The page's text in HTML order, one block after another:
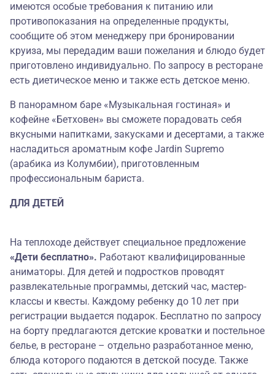
имеются особые требования к питанию или
противопоказания на определенные продукты,
сообщите об этом менеджеру при бронировании
круиза, мы передадим ваши пожелания и блюдо будет
приготовлено индивидуально. По запросу в ресторане
есть диетическое меню и также есть детское меню.
В панорамном баре «Музыкальная гостиная» и
кофейне «Бетховен» вы сможете порадовать себя
вкусными напитками, закусками и десертами, а также
насладиться ароматным кофе Jardin Supremo
(арабика из Колумбии), приготовленным
профессиональным бариста.
ДЛЯ ДЕТЕЙ
На теплоходе действует специальное предложение
«Дети бесплатно». Работают квалифицированные
аниматоры. Для детей и подростков проводят
развлекательные программы, детский час, мастер-
классы и квесты. Каждому ребенку до 10 лет при
регистрации выдается подарок. Бесплатно по запросу
на борту предлагаются детские кроватки и постельное
белье, в ресторане – отдельно разработанное меню,
блюда которого подаются в детской посуде. Также